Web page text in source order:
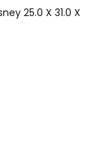
25.0 X 31.0 X